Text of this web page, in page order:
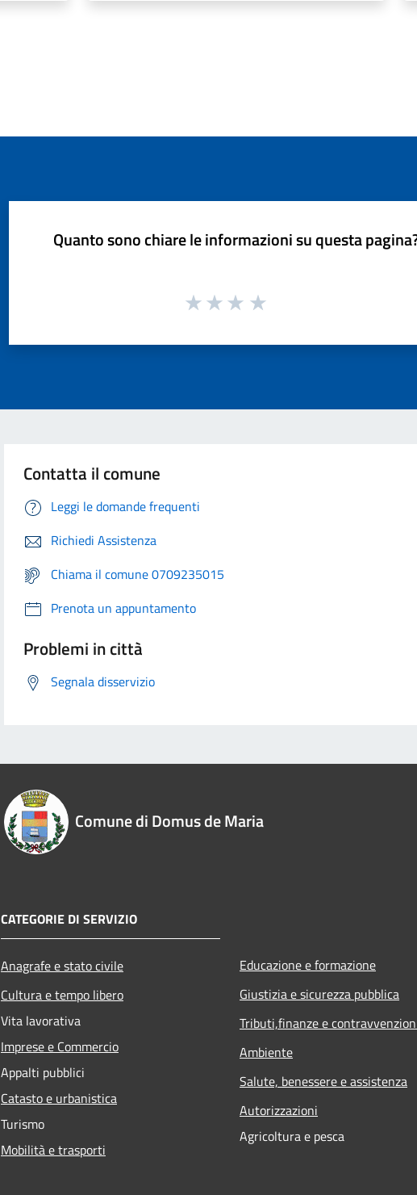
Quanto sono chiare le informazioni su questa
Contatta il comune
Leggi le domande frequenti
Richiedi Assistenza
Chiama il comune 0709235015
Prenota un appuntamento
Problemi in città
Segnala disservizio
Comune di Domus de Maria
CATEGORIE DI SERVIZIO
Anagrafe e stato civile
Cultura e tempo libero
Vita lavorativa
Imprese e Commercio
Appalti pubblici
Catasto e urbanistica
Turismo
Mobilità e trasporti
Educazione e formazione
Giustizia e sicurezza pubblica
Tributi,finanze e
Ambiente
Salute, benessere e assistenza
Autorizzazioni
Agricoltura e pesca